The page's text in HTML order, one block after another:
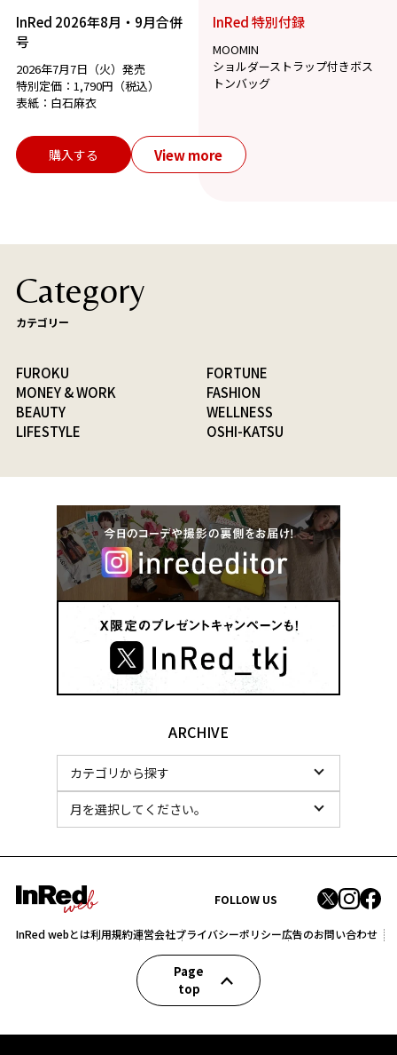
InRed 2026年8月・9月合併
号
2026年7月7日（火）発売
特別定価：1,790円（税込）
表紙：白石麻衣
InRed 特別付録
MOOMIN
ショルダーストラップ付きボス
トンバッグ
購入する View more
Category
カテゴリー
FUROKU
FORTUNE
MONEY & WORK
FASHION
BEAUTY
WELLNESS
LIFESTYLE
OSHI-KATSU
ARCHIVE
FOLLOW US
InRed webとは利用規約運営会社プライバシーポリシー広告のお問い合わせ
Page
top